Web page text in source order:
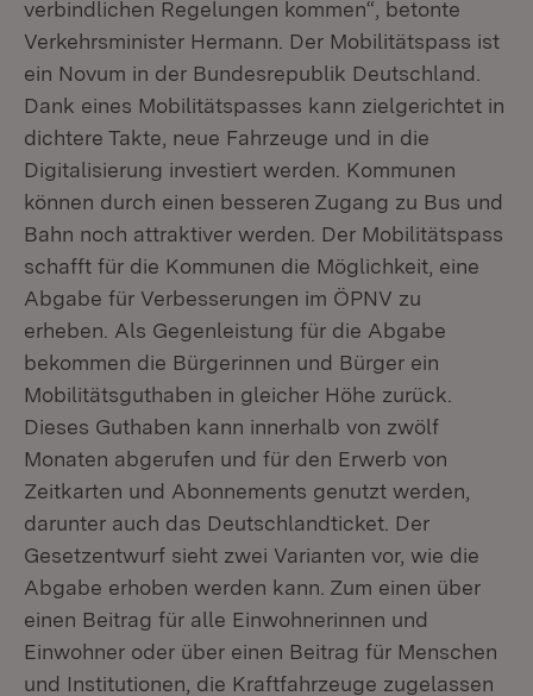
verbindlichen Regelungen kommen“, betonte
Verkehrsminister Hermann. Der Mobilitätspass ist
ein Novum in der Bundesrepublik Deutschland.
Dank eines Mobilitätspasses kann zielgerichtet in
dichtere Takte, neue Fahrzeuge und in die
Digitalisierung investiert werden. Kommunen
können durch einen besseren Zugang zu Bus und
Bahn noch attraktiver werden. Der Mobilitätspass
schafft für die Kommunen die Möglichkeit, eine
Abgabe für Verbesserungen im ÖPNV zu
erheben. Als Gegenleistung für die Abgabe
bekommen die Bürgerinnen und Bürger ein
Mobilitätsguthaben in gleicher Höhe zurück.
Dieses Guthaben kann innerhalb von zwölf
Monaten abgerufen und für den Erwerb von
Zeitkarten und Abonnements genutzt werden,
darunter auch das Deutschlandticket. Der
Gesetzentwurf sieht zwei Varianten vor, wie die
Abgabe erhoben werden kann. Zum einen über
einen Beitrag für alle Einwohnerinnen und
Einwohner oder über einen Beitrag für Menschen
und Institutionen, die Kraftfahrzeuge zugelassen